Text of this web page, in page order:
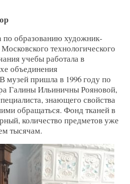
по образованию художник-
технологического
учебы работала в
объединения
музей пришла в 1996 году по
Галины Ильиничны Рояновой,
знающего свойства
обращаться. Фонд тканей в
количество предметов уже
тысячам.